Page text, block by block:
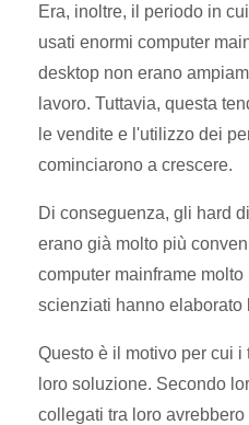
Era, inoltre, il periodo in
usati enormi computer
desktop non erano
lavoro. Tuttavia, questa
le vendite e l'utilizzo dei
cominciarono a crescere.
Di conseguenza, gli hard
erano già molto più
computer mainframe
scienziati hanno elaborato
Questo è il motivo per cui
loro soluzione. Secondo
collegati tra loro